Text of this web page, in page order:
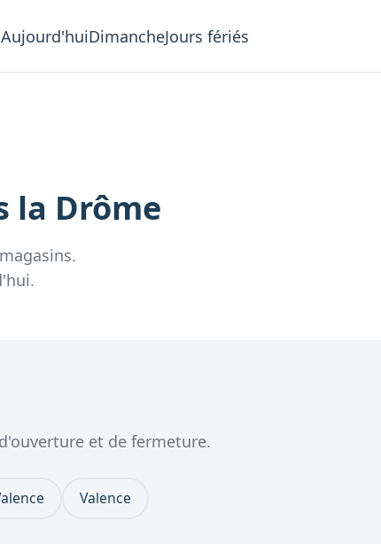
Aujourd'huiDimancheJours fériés
la Drôme
magasins.
et de fermeture.
Valence